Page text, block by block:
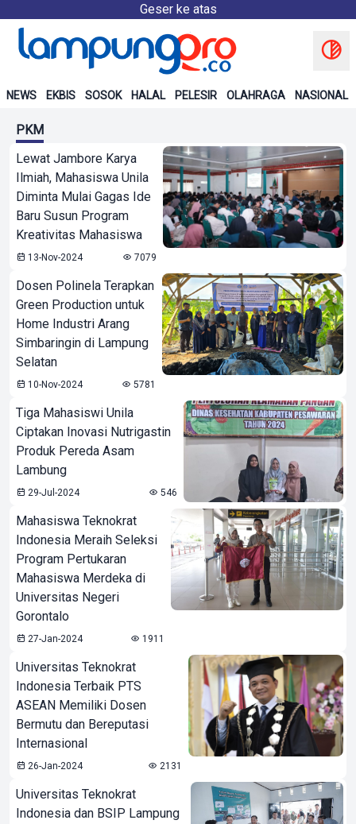
Geser ke atas
NEWS EKBIS SOSOK HALAL PELESIR OLAHRAGA NASIONAL
PKM
Lewat Jambore Karya
Ilmiah, Mahasiswa Unila
Diminta Mulai Gagas Ide
Baru Susun Program
Kreativitas Mahasiswa
13-Nov-2024 7079
Dosen Polinela Terapkan
Green Production untuk
Home Industri Arang
Simbaringin di Lampung
Selatan
10-Nov-2024 5781
Tiga Mahasiswi Unila
Ciptakan Inovasi Nutrigastin
Produk Pereda Asam
Lambung
29-Jul-2024 546
Mahasiswa Teknokrat
Indonesia Meraih Seleksi
Program Pertukaran
Mahasiswa Merdeka di
Universitas Negeri
Gorontalo
27-Jan-2024 1911
Universitas Teknokrat
Indonesia Terbaik PTS
ASEAN Memiliki Dosen
Bermutu dan Bereputasi
Internasional
26-Jan-2024 2131
Universitas Teknokrat
Indonesia dan BSIP Lampung